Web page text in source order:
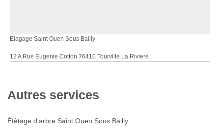
Elagage Saint Ouen Sous Bailly
12 A Rue Eugenie Cotton 76410 Tourville La Riviere
Autres services
Étêtage d'arbre Saint Ouen Sous Bailly